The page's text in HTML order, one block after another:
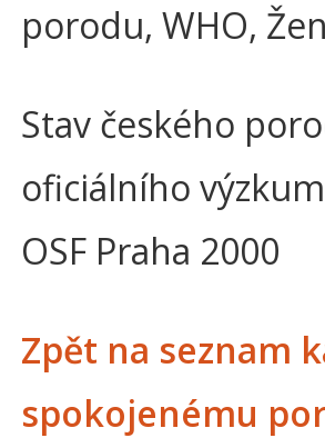
porodu, WHO,
Stav českého
oficiálního
OSF Praha 2000
Zpět na seznam
spokojenému